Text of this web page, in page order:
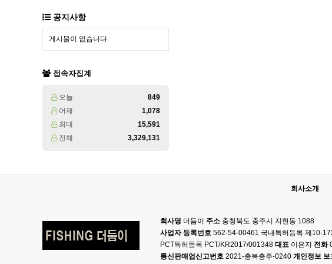
공지사항
게시물이 없습니다.
접속자집계
오늘
849
어제
1,078
최대
15,591
전체
3,329,131
회사소개
회사명 더듬이 주소 충청북도 충주시 지현동 1088
사업자 등록번호 562-54-00461 국내특허등록 제10-
PCT특허등록 PCT/KR2017/001348 대표 이은지 전화
통신판매업신고번호 2021-충북충주-0240 개인정보